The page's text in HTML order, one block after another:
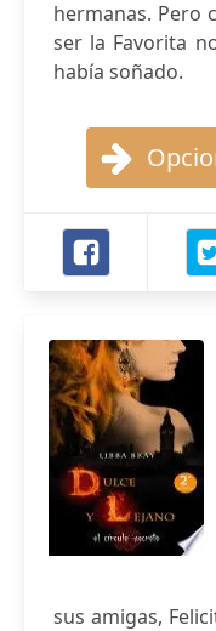
hermanas. Pero
ser la Favorita
había soñado.
sus amigas,